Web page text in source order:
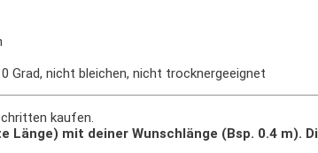
Grad, nicht bleichen, nicht trocknergeeignet
kaufen.
mit deiner Wunschlänge (Bsp. 0.4 m).